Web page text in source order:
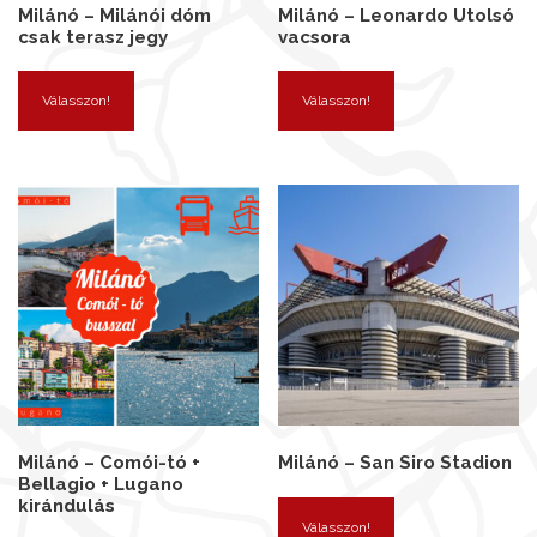
Milánó – Milánói dóm
csak terasz jegy
Válasszon!
Milánó – Leonardo Utolsó
vacsora
Válasszon!
Milánó – Comói-tó +
Bellagio + Lugano
kirándulás
Milánó – San Siro Stadion
Válasszon!